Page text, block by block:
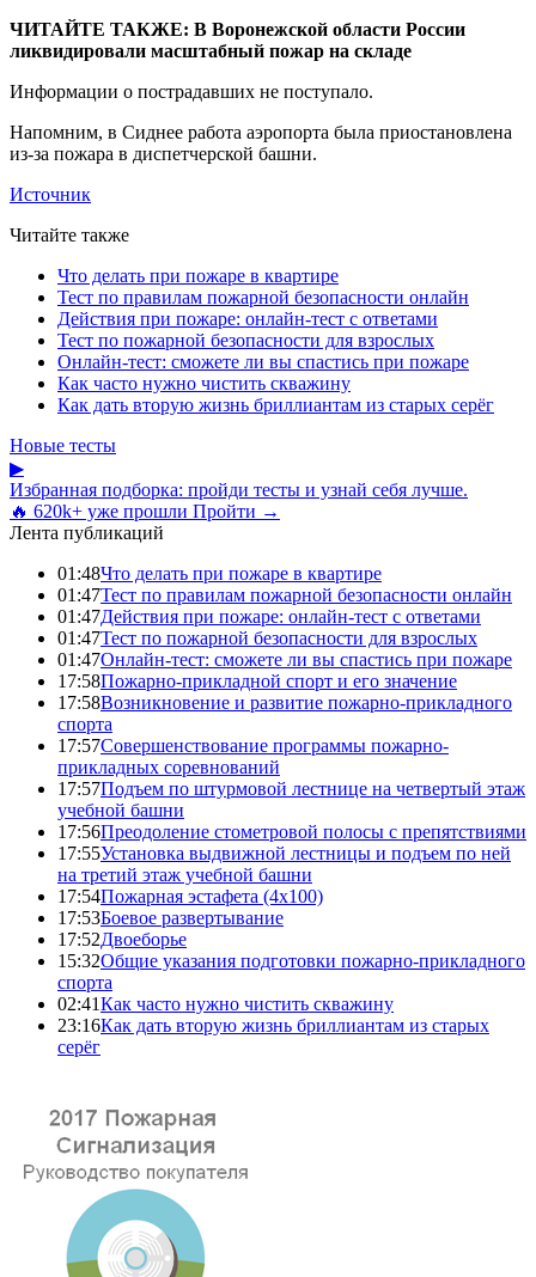
ЧИТАЙТЕ ТАКЖЕ: В Воронежской области России
ликвидировали масштабный пожар на складе
Информации о пострадавших не поступало.
Напомним, в Сиднее работа аэропорта была приостановлена
из-за пожара в диспетчерской башни.
Источник
Читайте также
Что делать при пожаре в квартире
Тест по правилам пожарной безопасности онлайн
Действия при пожаре: онлайн-тест с ответами
Тест по пожарной безопасности для взрослых
Онлайн-тест: сможете ли вы спастись при пожаре
Как часто нужно чистить скважину
Как дать вторую жизнь бриллиантам из старых серёг
Новые тесты
▶
Избранная подборка: пройди тесты и узнай себя лучше.
🔥 620k+ уже прошли Пройти →
Лента публикаций
01:48Что делать при пожаре в квартире
01:47Тест по правилам пожарной безопасности онлайн
01:47Действия при пожаре: онлайн-тест с ответами
01:47Тест по пожарной безопасности для взрослых
01:47Онлайн-тест: сможете ли вы спастись при пожаре
17:58Пожарно-прикладной спорт и его значение
17:58Возникновение и развитие пожарно-прикладного
спорта
17:57Совершенствование программы пожарно-
прикладных соревнований
17:57Подъем по штурмовой лестнице на четвертый этаж
учебной башни
17:56Преодоление стометровой полосы с препятствиями
17:55Установка выдвижной лестницы и подъем по ней
на третий этаж учебной башни
17:54Пожарная эстафета (4x100)
17:53Боевое развертывание
17:52Двоеборье
15:32Общие указания подготовки пожарно-прикладного
спорта
02:41Как часто нужно чистить скважину
23:16Как дать вторую жизнь бриллиантам из старых
серёг